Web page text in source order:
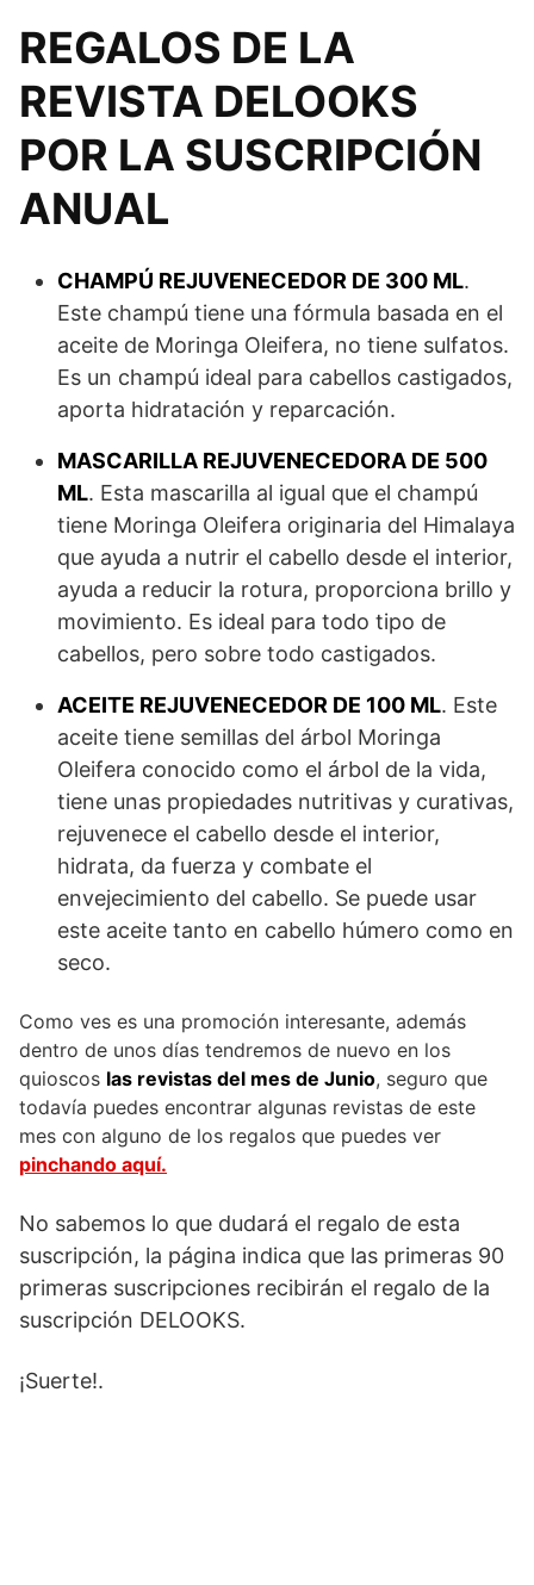
REGALOS DE LA
REVISTA DELOOKS
POR LA SUSCRIPCIÓN
ANUAL
CHAMPÚ REJUVENECEDOR DE 300 ML.
Este champú tiene una fórmula basada en el
aceite de Moringa Oleifera, no tiene sulfatos.
Es un champú ideal para cabellos castigados,
aporta hidratación y reparcación.
MASCARILLA REJUVENECEDORA DE 500
ML. Esta mascarilla al igual que el champú
tiene Moringa Oleifera originaria del Himalaya
que ayuda a nutrir el cabello desde el interior,
ayuda a reducir la rotura, proporciona brillo y
movimiento. Es ideal para todo tipo de
cabellos, pero sobre todo castigados.
ACEITE REJUVENECEDOR DE 100 ML. Este
aceite tiene semillas del árbol Moringa
Oleifera conocido como el árbol de la vida,
tiene unas propiedades nutritivas y curativas,
rejuvenece el cabello desde el interior,
hidrata, da fuerza y combate el
envejecimiento del cabello. Se puede usar
este aceite tanto en cabello húmero como en
seco.
Como ves es una promoción interesante, además
dentro de unos días tendremos de nuevo en los
quioscos las revistas del mes de Junio, seguro que
todavía puedes encontrar algunas revistas de este
mes con alguno de los regalos que puedes ver
pinchando aquí.
No sabemos lo que dudará el regalo de esta
suscripción, la página indica que las primeras 90
primeras suscripciones recibirán el regalo de la
suscripción DELOOKS.
¡Suerte!.